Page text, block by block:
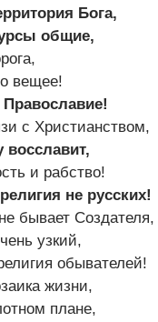
Бога,
общие,
вещее!
с Христианством,
и рабство!
не русских!
бывает Создателя,
узкий,
обывателей!
жизни,
плане,